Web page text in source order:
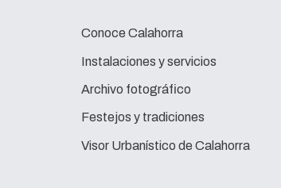
Conoce Calahorra
Instalaciones y servicios
Archivo fotográfico
Festejos y tradiciones
Visor Urbanístico de Calahorra